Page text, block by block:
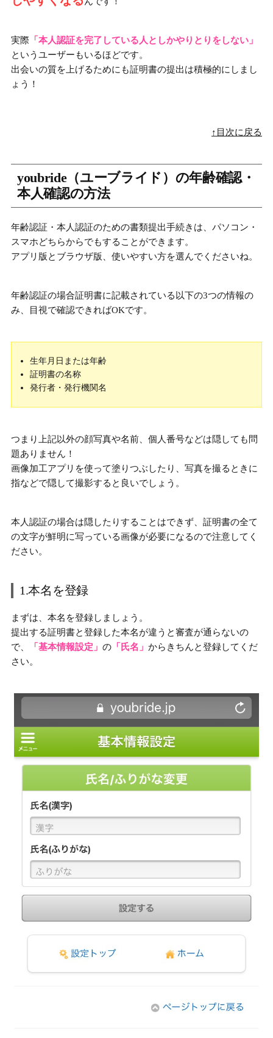
実際 「本人認証を完了している人としかやりとりをしない」
というユーザーもいるほどです。
出会いの質を上げるためにも証明書の提出は積極的にしまし
ょう！
↑目次に戻る
youbride（ユーブライド）の年齢確認・
本人確認の方法
年齢認証・本人認証のための書類提出手続きは、パソコン・
スマホどちらからでもすることができます。
アプリ版とブラウザ版、使いやすい方を選んでくださいね。
年齢認証の場合証明書に記載されている以下の3つの情報の
み、目視で確認できればOKです。
生年月日または年齢
証明書の名称
発行者・発行機関名
つまり上記以外の顔写真や名前、個人番号などは隠しても問
題ありません！
画像加工アプリを使って塗りつぶしたり、写真を撮るときに
指などで隠して撮影すると良いでしょう。
本人認証の場合は隠したりすることはできず、証明書の全て
の文字が鮮明に写っている画像が必要になるので注意してく
ださい。
1.本名を登録
まずは、本名を登録しましょう。
提出する証明書と登録した本名が違うと審査が通らないの
で、
「基本情報設定」 の 「氏名」 からきちんと登録してくだ
さい。